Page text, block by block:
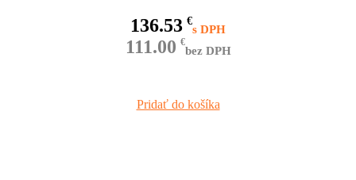
€
136.53
€
111.00 bez DPH
Pridať do košíka